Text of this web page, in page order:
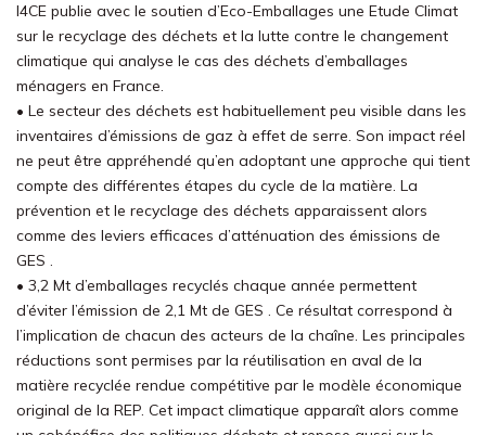
I4CE publie avec le soutien d’Eco-Emballages une Etude Climat
sur le recyclage des déchets et la lutte contre le changement
climatique qui analyse le cas des déchets d’emballages
ménagers en France.
• Le secteur des déchets est habituellement peu visible dans les
inventaires d’émissions de gaz à effet de serre. Son impact réel
ne peut être appréhendé qu’en adoptant une approche qui tient
compte des différentes étapes du cycle de la matière. La
prévention et le recyclage des déchets apparaissent alors
comme des leviers efficaces d’atténuation des émissions de
GES .
• 3,2 Mt d’emballages recyclés chaque année permettent
d’éviter l’émission de 2,1 Mt de GES . Ce résultat correspond à
l’implication de chacun des acteurs de la chaîne. Les principales
réductions sont permises par la réutilisation en aval de la
matière recyclée rendue compétitive par le modèle économique
original de la REP. Cet impact climatique apparaît alors comme